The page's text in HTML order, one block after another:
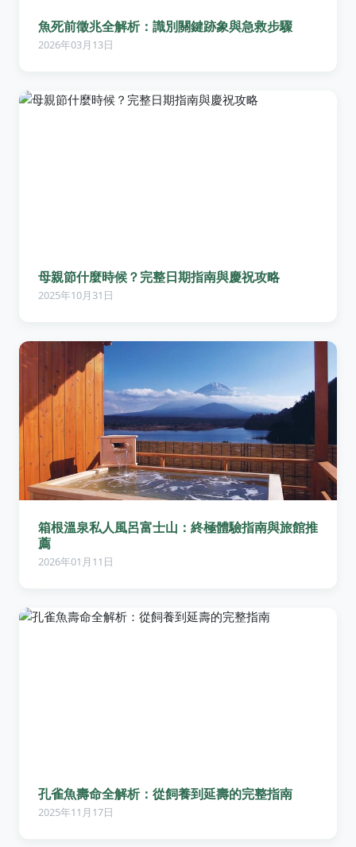
魚死前徵兆全解析：識別關鍵跡象與急救步驟
2026年03月13日
母親節什麼時候？完整日期指南與慶祝攻略
2025年10月31日
箱根溫泉私人風呂富士山：終極體驗指南與旅館推
薦
2026年01月11日
孔雀魚壽命全解析：從飼養到延壽的完整指南
2025年11月17日